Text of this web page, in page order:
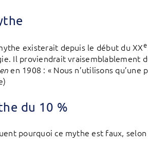
existerait depuis le début du XXe
Il proviendrait vraisemblablement
en 1908 : « Nous n’utilisons
du 10 %
pourquoi ce mythe est faux,